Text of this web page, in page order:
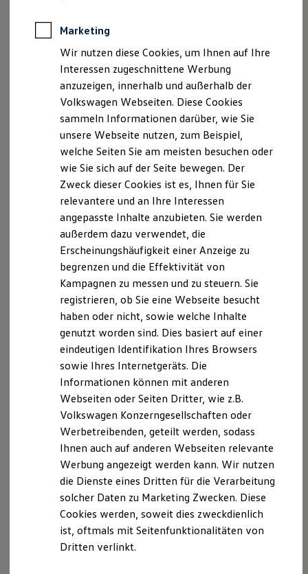
Rekuperation
Laden unterwegs
Laden Zuhause
Ladestationen finden
Ladezeitensimulator
Batterie
Sicherheit
Nachhaltigkeit
Technologie
Kosten und Kauf
Kaufoptionen
E-Auto-Förderung
Software und Konnektivität
Die ID. Software 6
ID. Software Versionen und Updates
Digitale Extras
Schnittstellen zu Ihrem ID.
Hybridautos
Marke und Erlebnis
Volkswagen R und R Experience
R-Modelle
R Experience
Driving Experience
Volkswagen entdecken
Werkbesichtigung
Lifestyle Shop
T-Roc Kollektion
Golf Kollektion
ID. Kollektion
Volkswagen Kollektion
R-Kollektion
GTI Kollektion
Fußball Drop
we drive football
#wedriveproud
Besitzer und Service
Software Updates
Service und Ersatzteile
Verbraucherstreitbeilegungsgesetz (VSBG)
Wir sind zur Teilnahme an einem
Streitbeilegungsverfahren bei folgender
Verbraucherschlichtungsstelle bereit:
Allgemeine Verbraucherschlichtungsstelle des
Zentrums für Schlichtung e.V.
Straßburger Straße 8
77694 Kehl am Rhein
Datenschutzerklärung
Marketing
Wir nutzen diese Cookies, um Ihnen auf Ihre
Interessen zugeschnittene Werbung
anzuzeigen, innerhalb und außerhalb der
Volkswagen Webseiten. Diese Cookies
sammeln Informationen darüber, wie Sie
unsere Webseite nutzen, zum Beispiel,
welche Seiten Sie am meisten besuchen oder
wie Sie sich auf der Seite bewegen. Der
Zweck dieser Cookies ist es, Ihnen für Sie
relevantere und an Ihre Interessen
angepasste Inhalte anzubieten. Sie werden
außerdem dazu verwendet, die
Erscheinungshäufigkeit einer Anzeige zu
begrenzen und die Effektivität von
Kampagnen zu messen und zu steuern. Sie
registrieren, ob Sie eine Webseite besucht
haben oder nicht, sowie welche Inhalte
genutzt worden sind. Dies basiert auf einer
eindeutigen Identifikation Ihres Browsers
sowie Ihres Internetgeräts. Die
Informationen können mit anderen
Webseiten oder Seiten Dritter, wie z.B.
Volkswagen Konzerngesellschaften oder
Werbetreibenden, geteilt werden, sodass
Ihnen auch auf anderen Webseiten relevante
Werbung angezeigt werden kann. Wir nutzen
die Dienste eines Dritten für die Verarbeitung
solcher Daten zu Marketing Zwecken. Diese
Cookies werden, soweit dies zweckdienlich
ist, oftmals mit Seitenfunktionalitäten von
Dritten verlinkt.